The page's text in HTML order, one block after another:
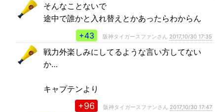
そんなことないで
途中で誰かと入れ替えとかあったらわからん
+43
阪神タイガースファンさん 2017,10/30 17:35
戦力外楽しみにしてるような言い方してない
か…
キャプテンより
+96 阪神タイガースファンさん 2017,10/30 17:47